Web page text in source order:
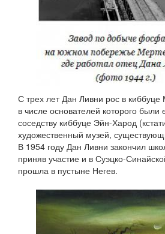
С трех лет Дан Ливни рос в
в числе основателей которого
соседству киббуце Эйн-Харод
художественный музей,
В 1954 году Дан Ливни закончил
приняв участие и в Суэцко-
прошла в пустыне Негев.